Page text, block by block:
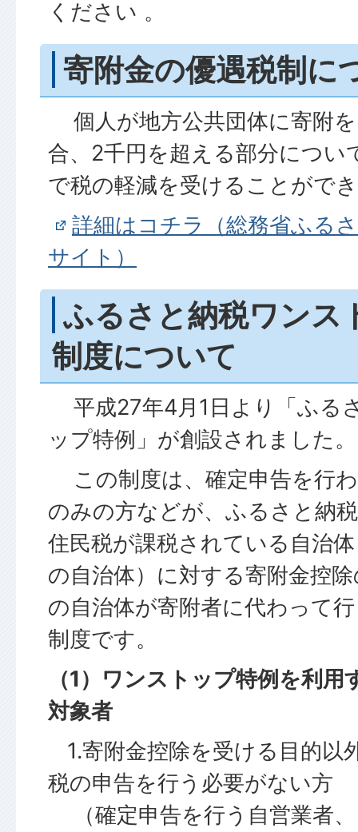
ください 。
寄附金の優遇税制に
個人が地方公共団体に寄附
合、2千円を超える部分につい
で税の軽減を受けることがで
詳細はコチラ（総務省ふる
サイト）
ふるさと納税ワンス
制度について
平成27年4月1日より「ふる
ップ特例」が創設されました。
この制度は、確定申告を行
のみの方などが、ふるさと納
住民税が課税されている自治
の自治体）に対する寄附金控
の自治体が寄附者に代わって
制度です。
（1）ワンストップ特例を利
対象者
1.寄附金控除を受ける目的以
税の申告を行う必要がない方
（確定申告を行う自営業者